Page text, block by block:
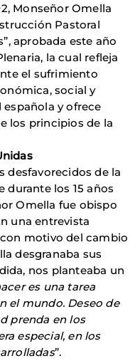
Monseñor Omella
Pastoral
aprobada este año
la cual refleja
el sufrimiento
social y
y ofrece
los principios de la
desfavorecidos de la
durante los 15 años
Omella fue obispo
una entrevista
motivo del cambio
desgranaba sus
nos planteaba un
es una tarea
el mundo. Deseo de
prenda en los
especial, en los
”.